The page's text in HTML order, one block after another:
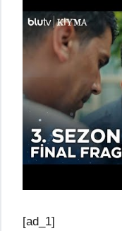
[ad_1]